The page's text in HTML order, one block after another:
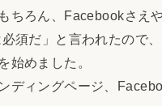
ちろん、Facebookさえ
須だ」と言われたので
始めました。
ィングページ、